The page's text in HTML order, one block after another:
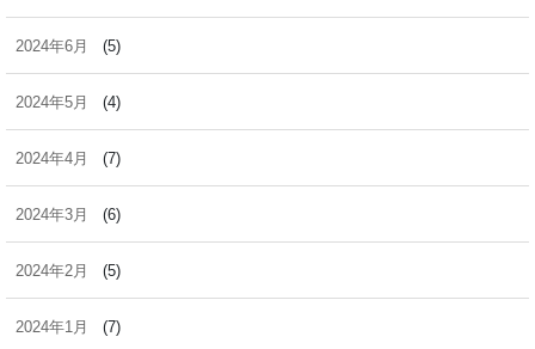
2024年6月 (5)
2024年5月 (4)
2024年4月 (7)
2024年3月 (6)
2024年2月 (5)
2024年1月 (7)